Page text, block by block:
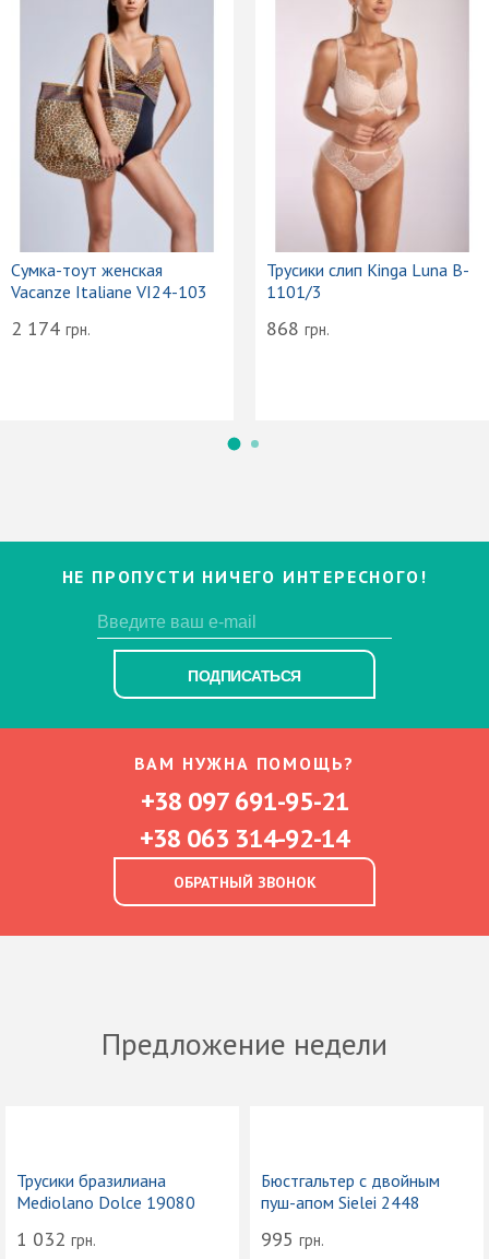
Сумка-тоут женская
Vacanze Italiane VI24-103
2 174 грн.
Трусики слип Kinga Luna B-
1101/3
868 грн.
НЕ ПРОПУСТИ НИЧЕГО ИНТЕРЕСНОГО!
ПОДПИСАТЬСЯ
ВАМ НУЖНА ПОМОЩЬ?
+38 097 691-95-21
+38 063 314-92-14
ОБРАТНЫЙ ЗВОНОК
Предложение недели
Трусики бразилиана
Mediolano Dolce 19080
1 032 грн.
Бюстгальтер с двойным
пуш-апом Sielei 2448
995 грн.